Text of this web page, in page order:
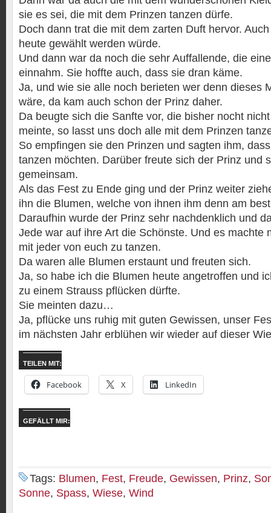
sie es sei, die mit dem Prinzen tanzen dürfe.
Doch dann trat die mit dem zarten Duft hervor.
heute gewählt werden würde.
Und dann war da noch die sehr Auffallende, die
einnahm. Sie hoffte auch, dass sie dran käme.
Ja, und wie sie alle noch berieten wer denn dieses
wäre, da kam auch schon der Prinz daher.
Da beugte sich die Sanfte vor, die bisher nocht
meinte, so lasst uns doch alle mit dem Prinzen
So empfingen sie den Prinzen und sagten ihm,
tanzen möchten. Darüber freute sich der Prinz und
gemeinsam.
Als das Fest zu Ende ging und der Prinz weiter
ihn die Blumen, welche von ihnen ihm denn am
Daraufhin wurde der Prinz sehr nachdenklich und
Jede war auf ihre Art die Schönste. Und es machte
mit jeder von euch zu tanzen.
Da waren alle Blumen erstaunt und freuten sich.
Ja, so habe ich die Blumen heute angetroffen und
zu einem Strauss pflücken dürfte.
Sie meinten dazu…
Ja, pflücke uns ruhig mit guten Gewissen, unser
im nächsten Jahr erblühen wir wieder auf dieser
TEILEN MIT:
Facebook X LinkedIn
GEFÄLLT MIR:
Tags: Blumen, Fest, Freude, Gewissen, Prinz,
Sonne, Spass, Wiese, Wind